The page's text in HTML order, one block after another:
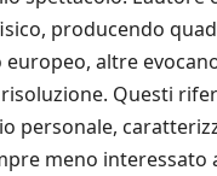
producendo
altre
Questi
personale,
meno interessato